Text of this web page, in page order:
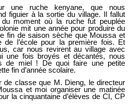
une ruche kenyane, que nous
figuier à la sortie du village. Il fallut
moment où la ruche fut peuplée
mit une année pour produire du
fin de saison sèche que Moussa et
de l’école pour la première fois. Et
car nous revirent au village avec
une fois broyés et décantés, nous
de miel ! De quoi faire une petite
fin d’année scolaire.
de classe que M. Dieng, le directeur
et moi organiser une matinée
la cinquantaine d’élèves de CI, CP